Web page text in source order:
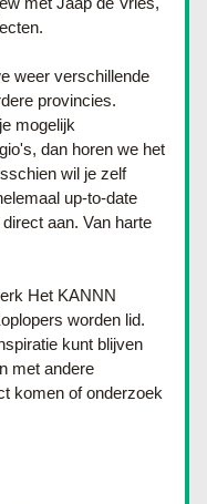
weer verschillende
provincies.
mogelijk
dan horen we het
wil je zelf
up-to-date
aan. Van harte
Het KANNN
worden lid.
kunt blijven
met andere
komen of onderzoek